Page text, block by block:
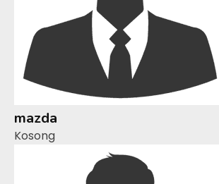
mazda
Kosong